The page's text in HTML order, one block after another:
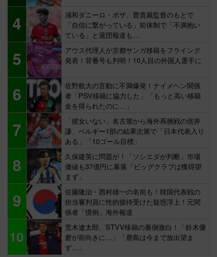
4
浦和ダニーロ・ボザ、曺貴裁監督のもとで
「自信に繋がっている」前体制で「不満抱い
ている」と退団報道も…
5
アウス代理人が京都サンガ移籍をフライング
発表！背番号も判明！10人目の外国人選手に
6
佐野航大の言動に不満爆発！ナイメヘン関係
者「PSV移籍に協力した」「もっと高い移籍
金を得られたのに…」
7
「彼女いない」名古屋から海外再挑戦の倍井
謙、ベルギー1部の結果次第で「日本代表入り
ある」「10ゴール目標」
8
久保建英に問題が！「ソシエダが判断」市場
価値も37億円に暴落「ビッグクラブは獲得望
まず」
9
佐藤隆治・西村雄一の名前も！韓国代表戦の
担当審判員に性的接待受けた疑惑浮上！元関
係者「慣例」海外報道
10
荒木遼太郎、STVV移籍の裏側激白！「鈴木優
磨が前向きに…」「鹿島は今まで放出望ま
ず…」